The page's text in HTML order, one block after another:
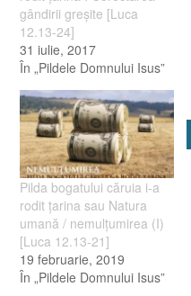
gândirii greşite [Luca
12.13-24]
31 iulie, 2017
În „Pildele Domnului Isus”
Pilda bogatului căruia i-a
rodit ţarina sau Natura
umană / nemulţumirea (I)
[Luca 12.13-21]
19 februarie, 2019
În „Pildele Domnului Isus”